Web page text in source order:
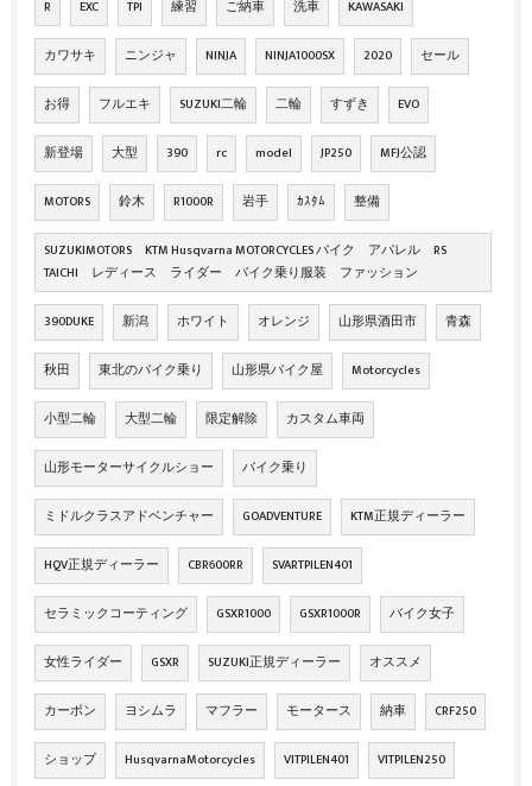
R EXC TPI 練習 ご納車 洗車 KAWASAKI
カワサキ ニンジャ NINJA NINJA1000SX 2020 セール
お得 フルエキ SUZUKI二輪 二輪 すずき EVO
新登場 大型 390 rc model JP250 MFJ公認
MOTORS 鈴木 R1000R 岩手 ｶｽﾀﾑ 整備
SUZUKIMOTORS KTM Husqvarna MOTORCYCLES バイク アパレル RS
TAICHI レディース ライダー バイク乗り服装 ファッション
390DUKE 新潟 ホワイト オレンジ 山形県酒田市 青森
秋田 東北のバイク乗り 山形県バイク屋 Motorcycles
小型二輪 大型二輪 限定解除 カスタム車両
山形モーターサイクルショー バイク乗り
ミドルクラスアドベンチャー GOADVENTURE KTM正規ディーラー
HQV正規ディーラー CBR600RR SVARTPILEN401
セラミックコーティング GSXR1000 GSXR1000R バイク女子
女性ライダー GSXR SUZUKI正規ディーラー オススメ
カーボン ヨシムラ マフラー モータース 納車 CRF250
ショップ HusqvarnaMotorcycles VITPILEN401 VITPILEN250